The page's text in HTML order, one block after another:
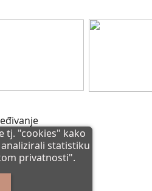
tj. "cookies" kako
statistiku
privatnosti".